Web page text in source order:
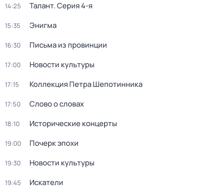
14:25 Талант. Серия 4-я
15:35 Энигма
16:30 Письма из провинции
17:00 Новости культуры
17:15 Коллекция Петра Шепотинника
17:50 Слово о словах
18:10 Исторические концерты
19:00 Почерк эпохи
19:30 Новости культуры
19:45 Искатели